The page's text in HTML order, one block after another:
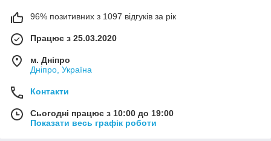
96% позитивних з 1097 відгуків за рік
Працює з 25.03.2020
м. Дніпро
Дніпро, Україна
Контакти
Сьогодні працює з 10:00 до 19:00
Показати весь графік роботи